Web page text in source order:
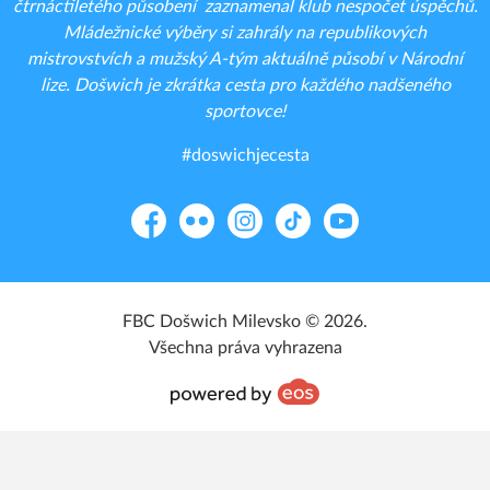
čtrnáctiletého působení zaznamenal klub nespočet úspěchů.
Mládežnické výběry si zahrály na republikových
mistrovstvích a mužský A-tým aktuálně působí v Národní
lize. Došwich je zkrátka cesta pro každého nadšeného
sportovce!
#doswichjecesta
FacebookFlickr Instagram
TikTok YouTube
FBC Došwich Milevsko © 2026.
Všechna práva vyhrazena